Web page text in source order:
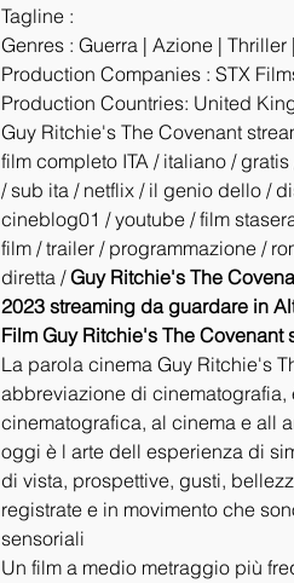
Tagline :
Genres : Guerra | Azione | Thriller |
Production Companies : STX
Production Countries: United
Guy Ritchie's The Covenant
film completo ITA / italiano /
/ sub ita / netflix / il genio dello /
cineblog01 / youtube / film
film / trailer / programmazione /
diretta / Guy Ritchie's The
2023 streaming da guardare in
Film Guy Ritchie's The Covenant
La parola cinema Guy Ritchie's
abbreviazione di
cinematografica, al cinema e all
oggi è l arte dell esperienza di
di vista, prospettive, gusti,
registrate e in movimento che
sensoriali
Un film a medio metraggio più